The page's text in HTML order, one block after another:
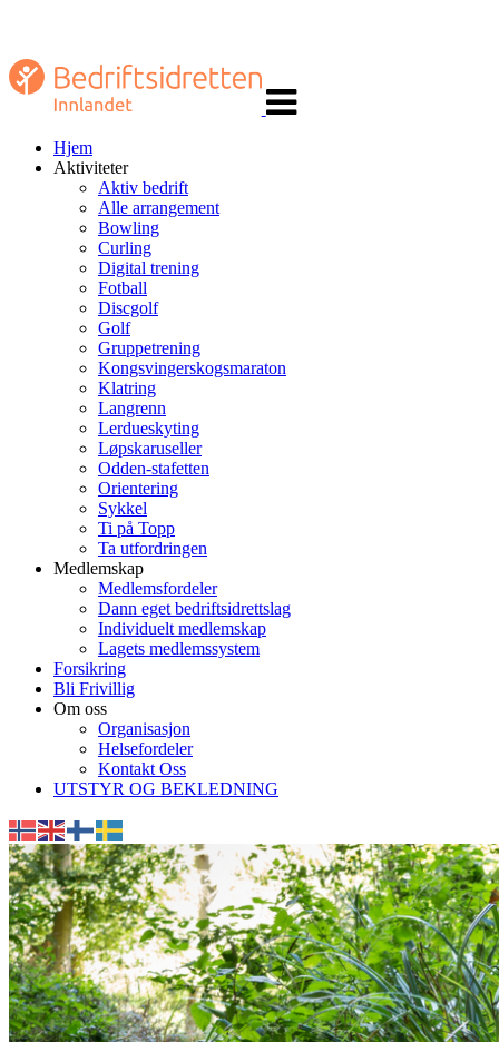
navigasjon
Hjem
Aktiviteter
Aktiv bedrift
Alle arrangement
Bowling
Curling
Digital trening
Fotball
Discgolf
Golf
Gruppetrening
Kongsvingerskogsmaraton
Klatring
Langrenn
Lerdueskyting
Løpskaruseller
Odden-stafetten
Orientering
Sykkel
Ti på Topp
Ta utfordringen
Medlemskap
Medlemsfordeler
Dann eget bedriftsidrettslag
Individuelt medlemskap
Lagets medlemssystem
Forsikring
Bli Frivillig
Om oss
Organisasjon
Helsefordeler
Kontakt Oss
UTSTYR OG BEKLEDNING